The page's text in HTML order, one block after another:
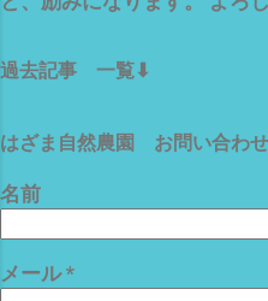
過去記事 一覧⬇
はざま自然農園 お問い合わ
名前
メール*